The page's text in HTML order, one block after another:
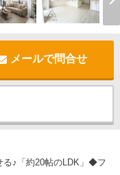
メールで問合せ
る♪「約20帖のLDK」◆フ